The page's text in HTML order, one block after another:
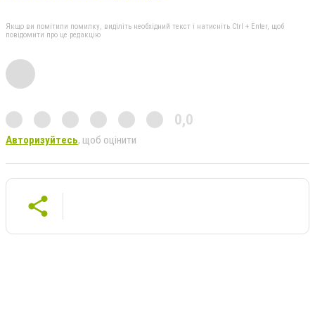
Якщо ви помітили помилку, виділіть необхідний текст і натисніть Ctrl + Enter, щоб
повідомити про це редакцію
0,0
Авторизуйтесь, щоб оцінити